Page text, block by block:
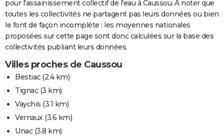
pour l'assainissement collectif de l'eau à Caussou. A noter que
toutes les collectivités ne partagent pas leurs données ou bien
le font de façon incomplète : les moyennes nationales
proposées sur cette page sont donc calculées sur la base des
collectivités publiant leurs données.
Villes proches de Caussou
Bestiac(2.4 km)
Tignac(3 km)
Vaychis (3.1 km)
Vernaux(3.6 km)
Unac(3.8 km)